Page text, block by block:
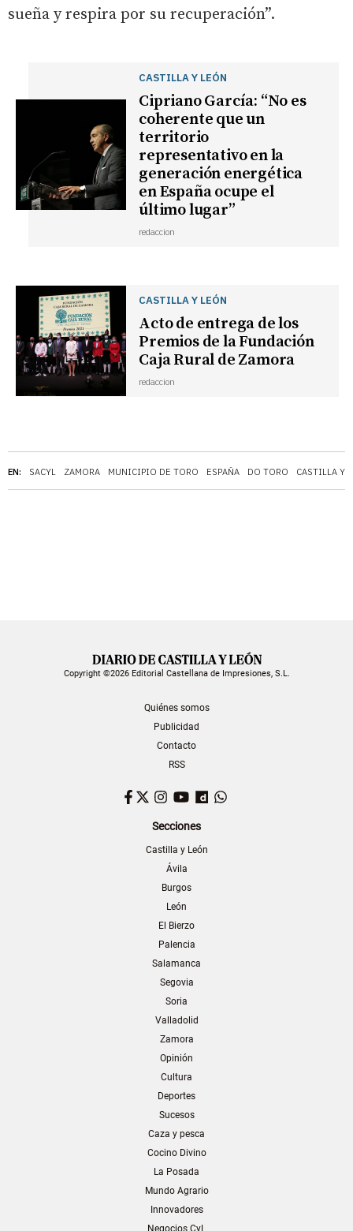
EN: SACYL ZAMORA MUNICIPIO DE TORO ESPAÑA DO TORO CASTILLA Y
sueña y respira por su recuperación”.
CASTILLA Y LEÓN
Cipriano García: “No es
coherente que un
territorio
representativo en la
generación energética
en España ocupe el
último lugar”
redaccion
CASTILLA Y LEÓN
Acto de entrega de los
Premios de la Fundación
Caja Rural de Zamora
redaccion
Copyright ©2026 Editorial Castellana de Impresiones, S.L.
Quiénes somos
Publicidad
Contacto
RSS
Facebook
TwitterInstagram
YouTubeDailymotion
Secciones
Castilla y León
Ávila
Burgos
León
El Bierzo
Palencia
Salamanca
Segovia
Soria
Valladolid
Zamora
Opinión
Cultura
Deportes
Sucesos
Caza y pesca
Cocino Divino
La Posada
Mundo Agrario
Innovadores
Negocios CyL